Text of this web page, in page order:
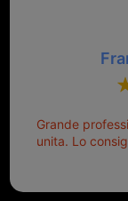
Grande
unita. Lo